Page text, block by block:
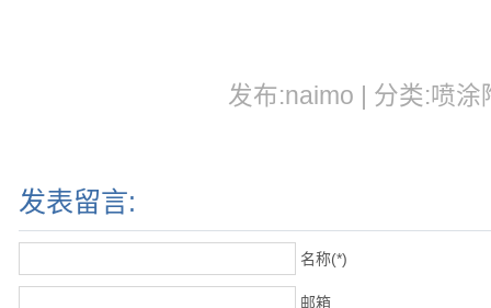
发布:naimo | 分类:喷
发表留言:
名称(*)
邮箱